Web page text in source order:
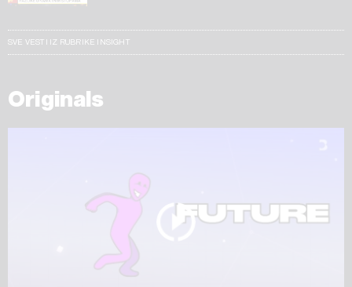
SVE VESTI IZ RUBRIKE INSIGHT
Originals